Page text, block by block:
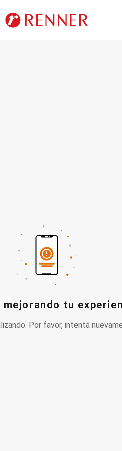
mejorando tu
Por favor, intentá